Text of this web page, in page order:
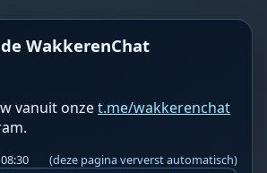
WakkerenChat
vanuit onzet.me/wakkerenchat
(deze pagina ververst automatisch)
ook mee via [De Wakkeren
t.me/…
van onwetende dwazen